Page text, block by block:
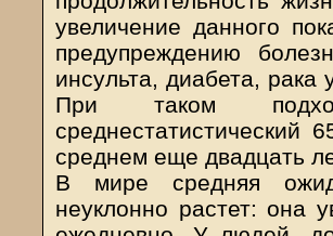
увеличение данного
предупреждению
инсульта, диабета, рака
При таком
среднестатистический
среднем еще двадцать
В мире средняя
неуклонно растет: она